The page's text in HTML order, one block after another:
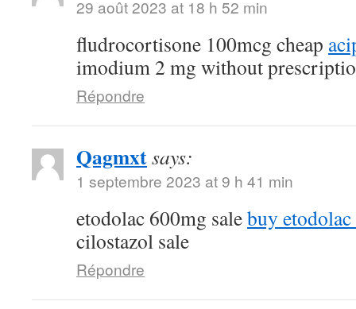
29 août 2023 at 18 h 52 min
fludrocortisone 100mcg cheap
imodium 2 mg without
Répondre
Qagmxtsays:
1 septembre 2023 at 9 h 41 min
etodolac 600mg salebuy
cilostazol sale
Répondre